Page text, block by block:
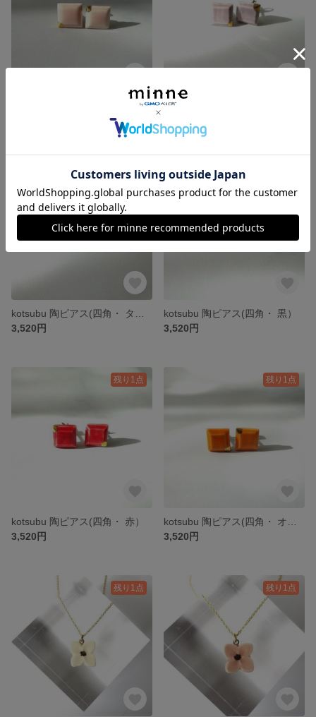
kotsubu 陶ピアス(四角・ ピンク）
残り1点
3,520円
kotsubu 陶ピアス(四角・ 黒）
3,520円
残り1点
kotsubu 陶ピアス(四角・ 赤）
3,520円
残り1点
3,520円
残り1点 残り1点